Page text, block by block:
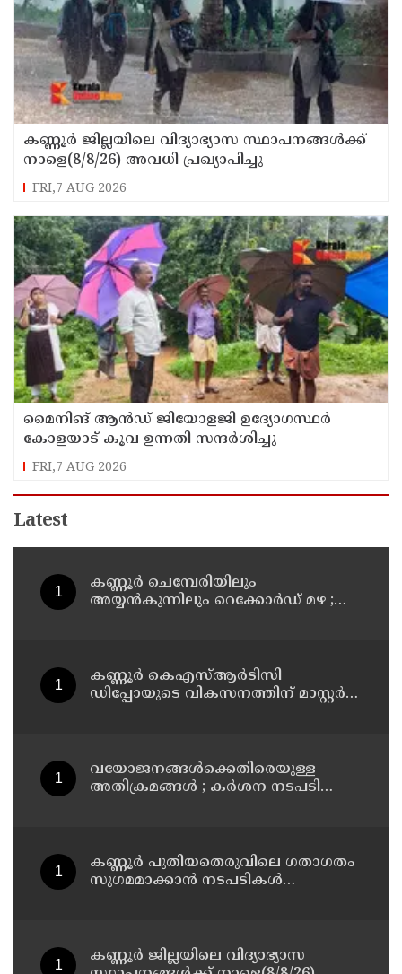
കണ്ണൂർ ജില്ലയിലെ വിദ്യാഭ്യാസ സ്ഥാപനങ്ങള്‍ക്ക്
നാളെ(8/8/26) അവധി പ്രഖ്യാപിച്ചു
FRI,7 AUG 2026
മൈനിങ് ആൻഡ്​ ജിയോളജി ഉദ്യോഗസ്ഥർ
കോളയാട് കൂവ ഉന്നതി സന്ദർശിച്ചു
FRI,7 AUG 2026
Latest
കണ്ണൂർ ചെമ്പേരിയിലും
അയ്യൻകുന്നിലും റെക്കോർഡ് മഴ ;
കണ്ണൂർ കെഎസ്ആർടിസി
ഡിപ്പോയുടെ വികസനത്തിന് മാസ്റ്റർ
വയോജനങ്ങൾക്കെതിരെയുള്ള
അതിക്രമങ്ങൾ ; കർശന നടപടി
കണ്ണൂർ പുതിയതെരുവിലെ ഗതാഗതം
സുഗമമാക്കാന്‍ നടപടികള്‍
കണ്ണൂർ ജില്ലയിലെ വിദ്യാഭ്യാസ